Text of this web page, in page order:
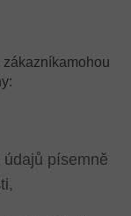
zákazníkamohou
písemně